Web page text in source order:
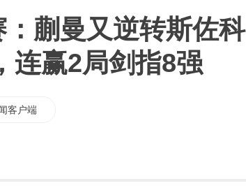
蒯曼又逆转斯佐科
连赢2局剑指8强
客户端